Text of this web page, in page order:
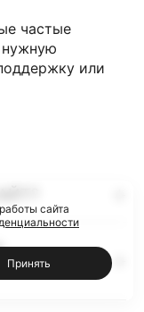
частые
или
сайта
Принять